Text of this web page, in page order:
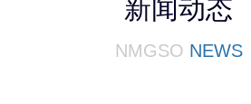
新闻动态
NMGSO NEWS